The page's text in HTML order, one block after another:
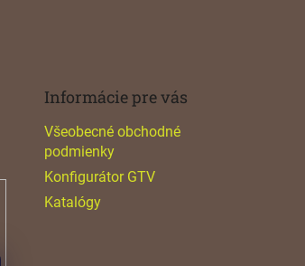
Informácie pre vás
Všeobecné obchodné
podmienky
Konfigurátor GTV
Katalógy